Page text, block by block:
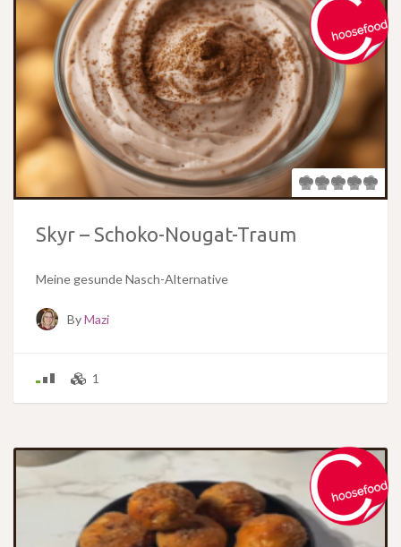
Skyr – Schoko-Nougat-Traum
Meine gesunde Nasch-Alternative
ByMazi
1